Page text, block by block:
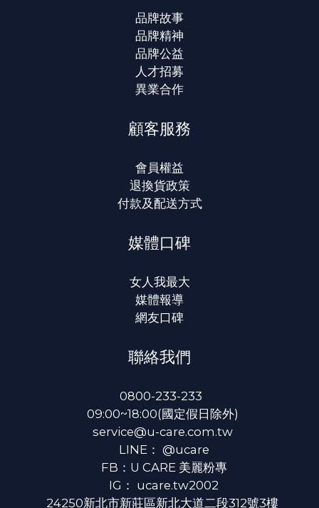
品牌故事
品牌精神
品牌公益
人才招募
異業合作
顧客服務
會員權益
退換貨政策
付款及配送方式
媒體口碑
女人我最大
媒體報導
網友口碑
聯絡我們
0800-233-233
09:00~18:00(國定假日除外)
service@u-care.com.tw
LINE： @ucare
FB： U CARE 美麗粉專
IG： ucare.tw2002
24250新北市新莊區新北大道二段312號3樓